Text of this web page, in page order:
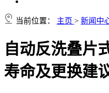
当前位置： 主页 > 新闻中
自动反洗叠片
寿命及更换建